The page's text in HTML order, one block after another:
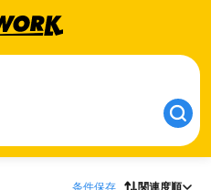
条件保存 関連度順